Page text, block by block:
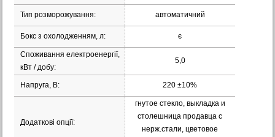
Тип розморожування: автоматичний
Бокс з охолодженням, л: є
Споживання електроенергії,
кВт / добу:
5,0
Напруга, В: 220 ±10%
Додаткові опції:
гнутое стекло, выкладка и
столешница продавца с
нерж.стали, цветовое